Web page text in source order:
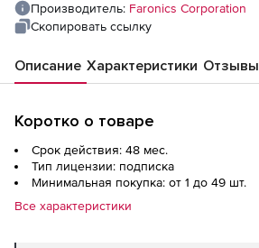
Производитель: Faronics Corporation
Скопировать ссылку
Описание Характеристики Отзывы
Коротко о товаре
Срок действия: 48 мес.
Тип лицензии: подписка
Минимальная покупка: от 1 до 49 шт.
Все характеристики